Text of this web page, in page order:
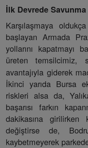
İlk Devrede
Karşılaşmaya
başlayan Armada
yollarını kapatmayı
üreten temsilcimiz,
avantajıyla giderek
İkinci yarıda Bursa
riskleri alsa da,
başarısı farkın
dakikasına girilirken
değiştirse de,
kaybetmeyerek